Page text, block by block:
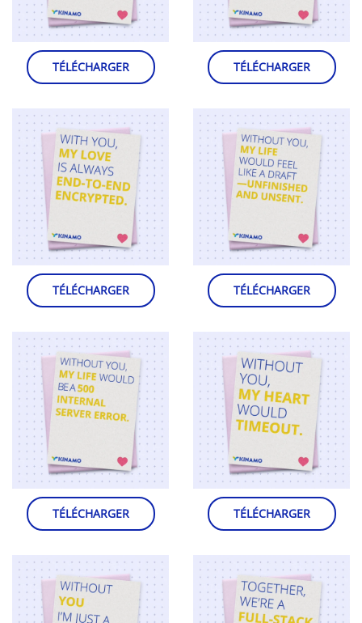
TÉLÉCHARGER TÉLÉCHARGER
TÉLÉCHARGER TÉLÉCHARGER
TÉLÉCHARGER TÉLÉCHARGER